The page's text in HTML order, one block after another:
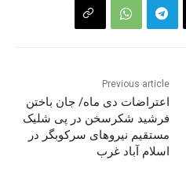
Previous article
اعتراضات دی ماە/ جان باختن
فرشید شکرسخن در پی شلیک
مستقیم نیروهای سرکوبگر در
اسلام آباد غرب